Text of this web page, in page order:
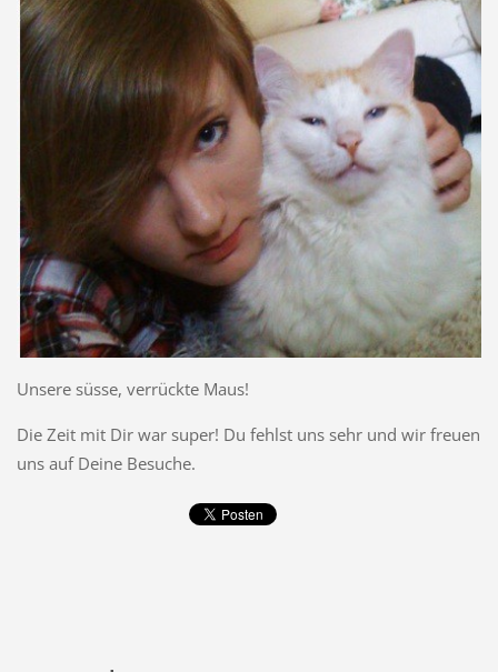
Unsere süsse, verrückte Maus!
Die Zeit mit Dir war super! Du fehlst uns sehr und wir freuen
uns auf Deine Besuche.